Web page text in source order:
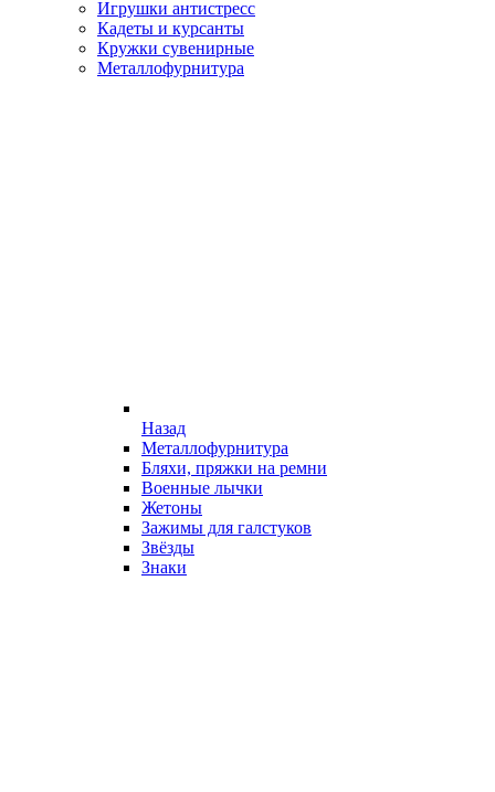
Игрушки антистресс
Кадеты и курсанты
Кружки сувенирные
Металлофурнитура
Назад
Металлофурнитура
Бляхи, пряжки на ремни
Военные лычки
Жетоны
Зажимы для галстуков
Звёзды
Знаки